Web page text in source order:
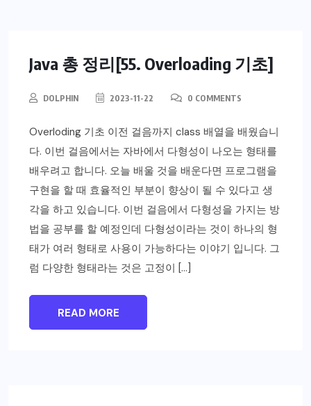
Java 총 정리[55. Overloading 기초]
DOLPHIN 2023-11-22 0 COMMENTS
Overloding 기초 이전 걸음까지 class 배열을 배웠습니
다. 이번 걸음에서는 자바에서 다형성이 나오는 형태를
배우려고 합니다. 오늘 배울 것을 배운다면 프로그램을
구현을 할 때 효율적인 부분이 향상이 될 수 있다고 생
각을 하고 있습니다. 이번 걸음에서 다형성을 가지는 방
법을 공부를 할 예정인데 다형성이라는 것이 하나의 형
태가 여러 형태로 사용이 가능하다는 이야기 입니다. 그
럼 다양한 형태라는 것은 고정이 […]
READ MORE